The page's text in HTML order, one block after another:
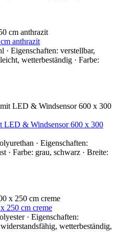
anthrazit
· Eigenschaften: verstellbar,
wetterbeständig · Farbe:
LED & Windsensor 600 x 300
· Eigenschaften:
· Farbe: grau, schwarz · Breite:
250 cm creme
· Eigenschaften:
wetterbeständig,